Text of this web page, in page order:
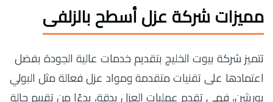
مميزات شركة عزل أسطح بالزلفى
تتميز شركة بيوت الخليج بتقديم خدمات عالية الجودة بفضل
اعتمادها على تقنيات متقدمة ومواد عزل فعالة مثل البولي
يوريثين، فهي تقدم عمليات العزل بدقة، بدءًا من تقييم حالة